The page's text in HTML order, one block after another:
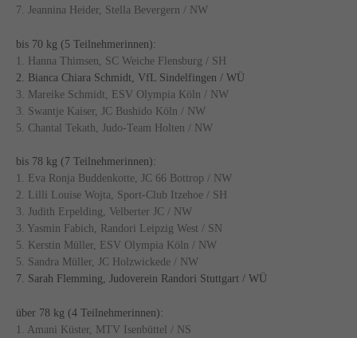
7. Jeannina Heider, Stella Bevergern / NW
bis 70 kg (5 Teilnehmerinnen):
1. Hanna Thimsen, SC Weiche Flensburg / SH
2. Bianca Chiara Schmidt, VfL Sindelfingen / WÜ
3. Mareike Schmidt, ESV Olympia Köln / NW
3. Swantje Kaiser, JC Bushido Köln / NW
5. Chantal Tekath, Judo-Team Holten / NW
bis 78 kg (7 Teilnehmerinnen):
1. Eva Ronja Buddenkotte, JC 66 Bottrop / NW
2. Lilli Louise Wojta, Sport-Club Itzehoe / SH
3. Judith Erpelding, Velberter JC / NW
3. Yasmin Fabich, Randori Leipzig West / SN
5. Kerstin Müller, ESV Olympia Köln / NW
5. Sandra Müller, JC Holzwickede / NW
7. Sarah Flemming, Judoverein Randori Stuttgart / WÜ
über 78 kg (4 Teilnehmerinnen):
1. Amani Küster, MTV Isenbüttel / NS